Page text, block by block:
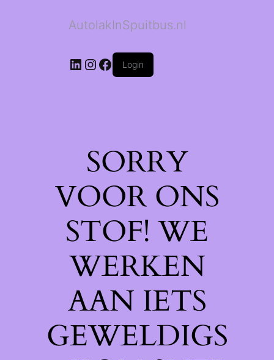
AutolakInSpuitbus.nl
LinkedIn
Instagram
Facebook
Login
SORRY
VOOR ONS
STOF! WE
WERKEN
AAN IETS
GEWELDIGS